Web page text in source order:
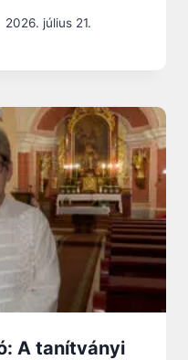
2026. július 21.
A tanítványi